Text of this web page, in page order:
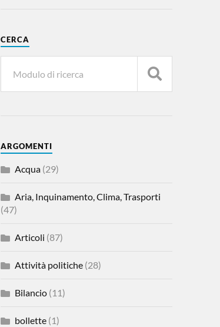
CERCA
ARGOMENTI
Acqua(29)
Aria, Inquinamento, Clima, Trasporti
(47)
Articoli (87)
Attività politiche(28)
Bilancio(11)
bollette(1)